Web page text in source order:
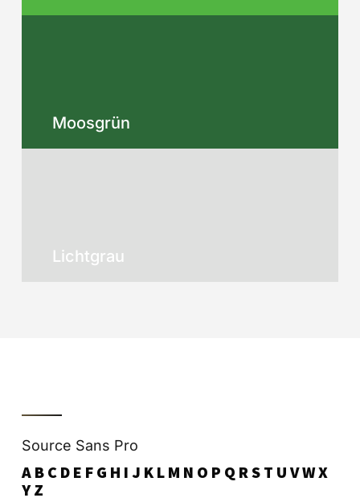
Moosgrün
Lichtgrau
Source Sans Pro
A B C D E F G H I J K L M N O P Q R S T U V W X
Y Z